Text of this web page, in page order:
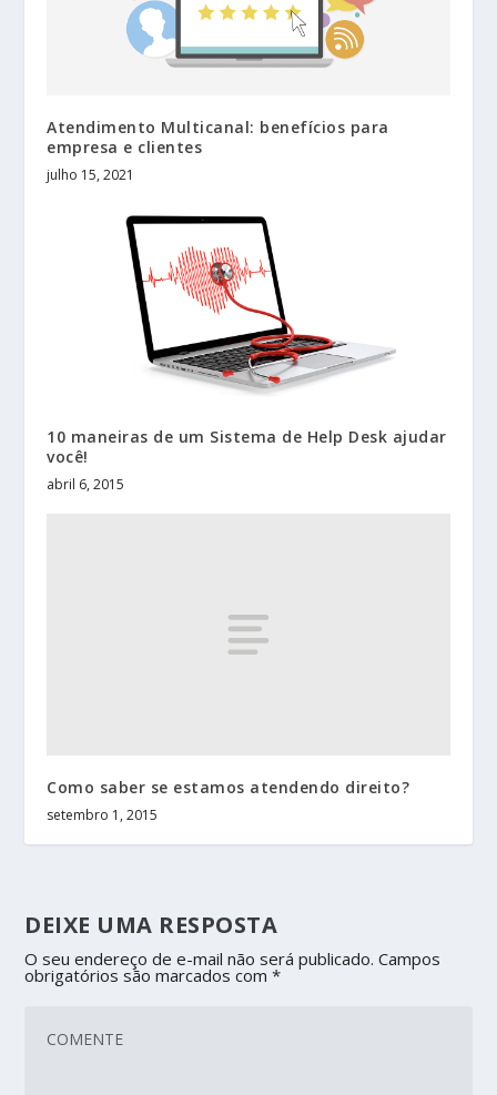
Atendimento Multicanal: benefícios para
empresa e clientes
julho 15, 2021
10 maneiras de um Sistema de Help Desk ajudar
você!
abril 6, 2015
Como saber se estamos atendendo direito?
setembro 1, 2015
DEIXE UMA RESPOSTA
O seu endereço de e-mail não será publicado. Campos
obrigatórios são marcados com*